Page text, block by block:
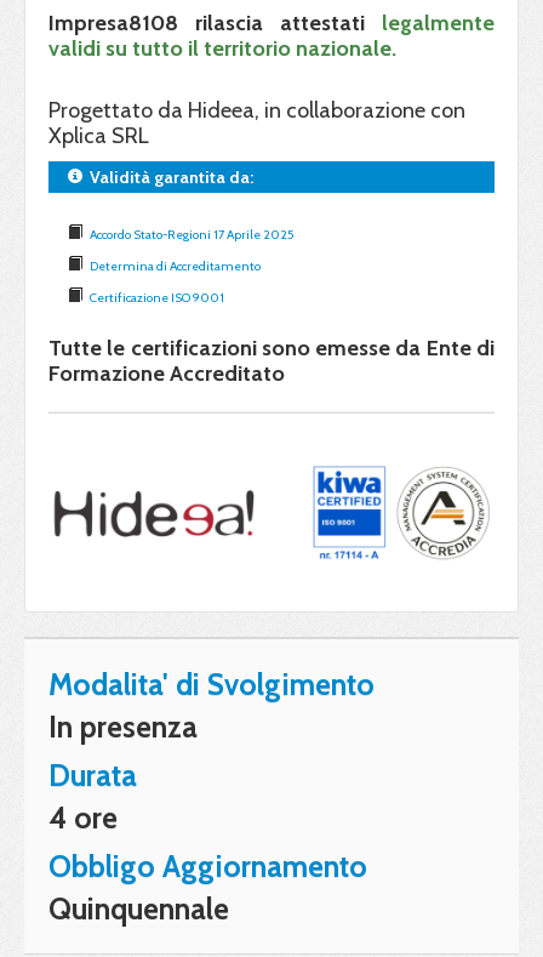
Impresa8108 rilascia attestati legalmente
validi su tutto il territorio nazionale.
Progettato da Hideea, in collaborazione con
Xplica SRL
Validità garantita da:
Accordo Stato-Regioni 17 Aprile 2025
Determina di Accreditamento
Certificazione ISO 9001
Tutte le certificazioni sono emesse da Ente di
Formazione Accreditato
Modalita' di Svolgimento
In presenza
Durata
4 ore
Obbligo Aggiornamento
Quinquennale